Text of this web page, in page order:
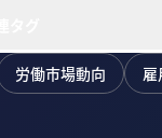
労働市場動向